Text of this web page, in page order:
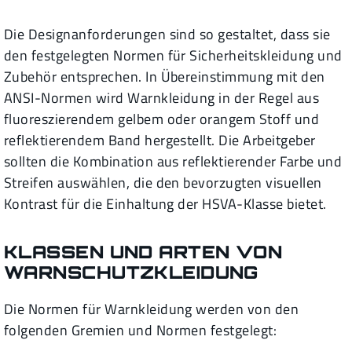
Die Designanforderungen sind so gestaltet, dass sie
den festgelegten Normen für Sicherheitskleidung und
Zubehör entsprechen. In Übereinstimmung mit den
ANSI-Normen wird Warnkleidung in der Regel aus
fluoreszierendem gelbem oder orangem Stoff und
reflektierendem Band hergestellt. Die Arbeitgeber
sollten die Kombination aus reflektierender Farbe und
Streifen auswählen, die den bevorzugten visuellen
Kontrast für die Einhaltung der HSVA-Klasse bietet.
KLASSEN UND ARTEN VON
WARNSCHUTZKLEIDUNG
Die Normen für Warnkleidung werden von den
folgenden Gremien und Normen festgelegt: